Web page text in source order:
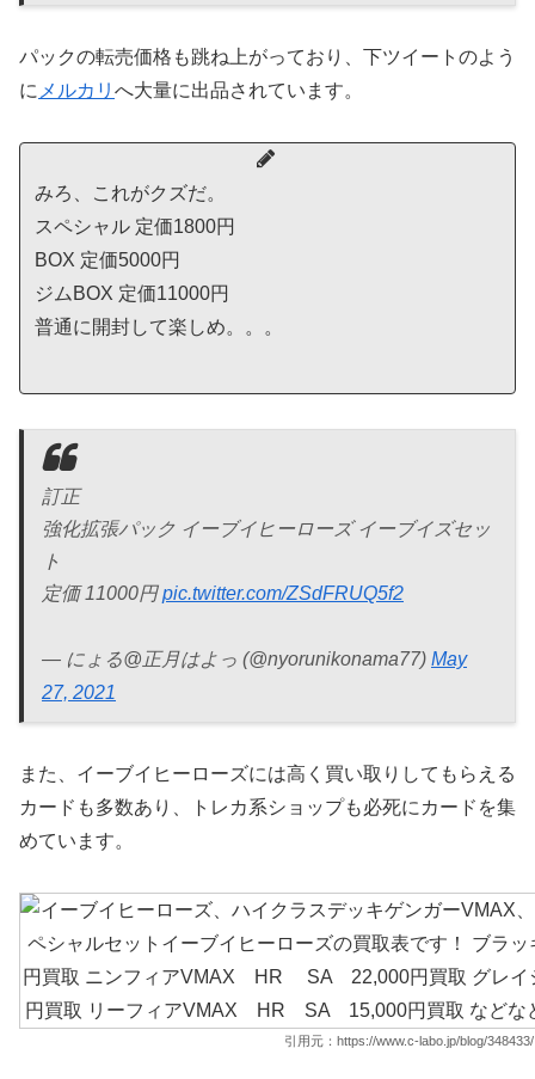
パックの転売価格も跳ね上がっており、下ツイートのよう
に メルカリ へ大量に出品されています。
みろ、これがクズだ。
スペシャル 定価1800円
BOX 定価5000円
ジムBOX 定価11000円
普通に開封して楽しめ。。。
訂正
強化拡張パック イーブイヒーローズ イーブイズセッ
ト
定価 11000円pic.twitter.com/ZSdFRUQ5f2
— にょる@正月はよっ (@nyorunikonama77) May
27, 2021
また、イーブイヒーローズには高く買い取りしてもらえる
カードも多数あり、トレカ系ショップも必死にカードを集
めています。
引用元：https://www.c-labo.jp/blog/348433/